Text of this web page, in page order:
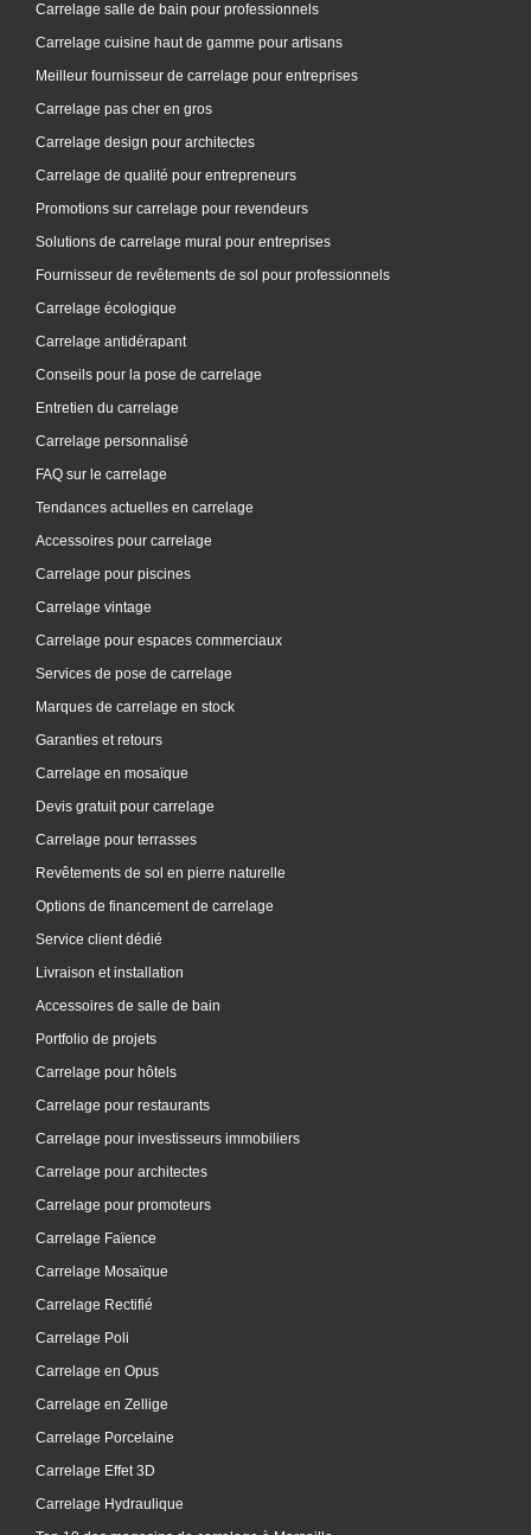
Carrelage salle de bain pour professionnels
Carrelage cuisine haut de gamme pour artisans
Meilleur fournisseur de carrelage pour entreprises
Carrelage pas cher en gros
Carrelage design pour architectes
Carrelage de qualité pour entrepreneurs
Promotions sur carrelage pour revendeurs
Solutions de carrelage mural pour entreprises
Fournisseur de revêtements de sol pour professionnels
Carrelage écologique
Carrelage antidérapant
Conseils pour la pose de carrelage
Entretien du carrelage
Carrelage personnalisé
FAQ sur le carrelage
Tendances actuelles en carrelage
Accessoires pour carrelage
Carrelage pour piscines
Carrelage vintage
Carrelage pour espaces commerciaux
Services de pose de carrelage
Marques de carrelage en stock
Garanties et retours
Carrelage en mosaïque
Devis gratuit pour carrelage
Carrelage pour terrasses
Revêtements de sol en pierre naturelle
Options de financement de carrelage
Service client dédié
Livraison et installation
Accessoires de salle de bain
Portfolio de projets
Carrelage pour hôtels
Carrelage pour restaurants
Carrelage pour investisseurs immobiliers
Carrelage pour architectes
Carrelage pour promoteurs
Carrelage Faïence
Carrelage Mosaïque
Carrelage Rectifié
Carrelage Poli
Carrelage en Opus
Carrelage en Zellige
Carrelage Porcelaine
Carrelage Effet 3D
Carrelage Hydraulique